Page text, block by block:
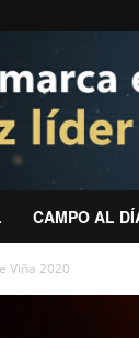
CAMPO AL
Viña 2020